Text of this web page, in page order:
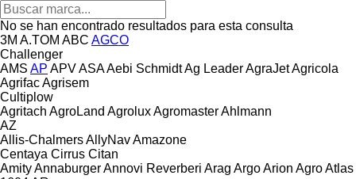
No se han encontrado resultados para esta consulta
3M A.TOM ABC AGCO
Challenger
AMS AP APVASAAebi SchmidtAg LeaderAgraJetAgricola
AgrifacAgrisem
Cultiplow
Agritach AgroLand AgroluxAgromasterAhlmann
AZ
Allis-ChalmersAllyNavAmazone
Centaya Cirrus Citan
AmityAnnaburgerAnnovi Reverberi Arag ArgoArion AgroAtlas